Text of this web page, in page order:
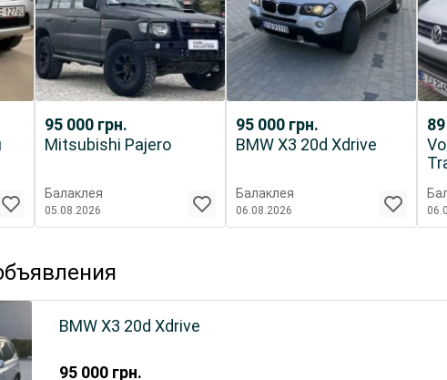
95 000 грн.
Mitsubishi Pajero
Балаклея
05.08.2026
95 000 грн.
BMW X3 20d Xdrive
Балаклея
06.08.2026
95 000 грн.
BMW X3 20d Xdrive